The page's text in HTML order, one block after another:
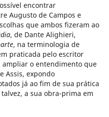
encontrar
Augusto de Campos e
que ambos fizeram ao
, de Dante Alighieri,
, na terminologia de
praticada pelo escritor
ampliar o entendimento que
Assis, expondo
já ao fim de sua prática
a sua obra-prima em